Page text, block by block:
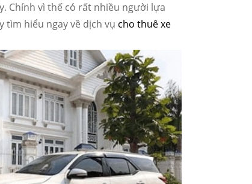
Chính vì thế có rất nhiều người lựa
tìm hiểu ngay về dịch vụ cho thuê xe